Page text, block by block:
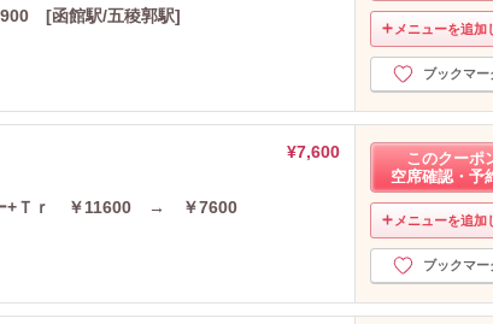
[函館駅/五稜郭駅]
メニューを追加
ブックマー
¥7,600
ー+Ｔｒ ￥11600 → ￥7600
このクーポ
空席確認・予
メニューを追加
ブックマー